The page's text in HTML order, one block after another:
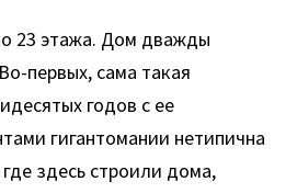
23 этажа. Дом дважды
первых, сама такая
годов с ее
гигантомании нетипична
здесь строили дома,